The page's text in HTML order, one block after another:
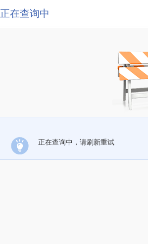
正在查询中
正在查询中，请刷新重试